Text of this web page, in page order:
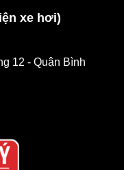
xe hơi)
12 - Quận Bình